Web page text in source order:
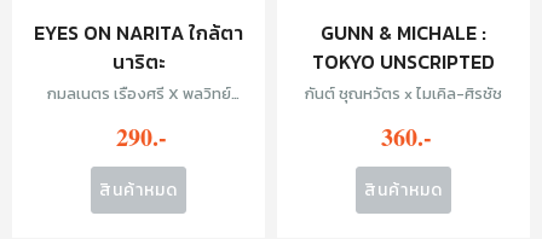
EYES ON NARITA ใกล้ตา
นาริตะ
กมลเนตร เรืองศรี X พลวิทย์
290.-
สินค้าหมด
GUNN & MICHALE :
TOKYO UNSCRIPTED
กันต์ ชุณหวัตร x ไมเคิล-ศิรชัช
360.-
สินค้าหมด